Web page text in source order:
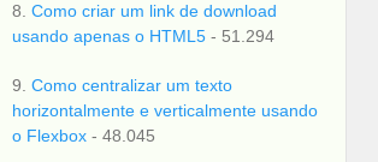
8. Como criar um link de download
usando apenas o HTML5 - 51.294
9. Como centralizar um texto
horizontalmente e verticalmente usando
o Flexbox - 48.045